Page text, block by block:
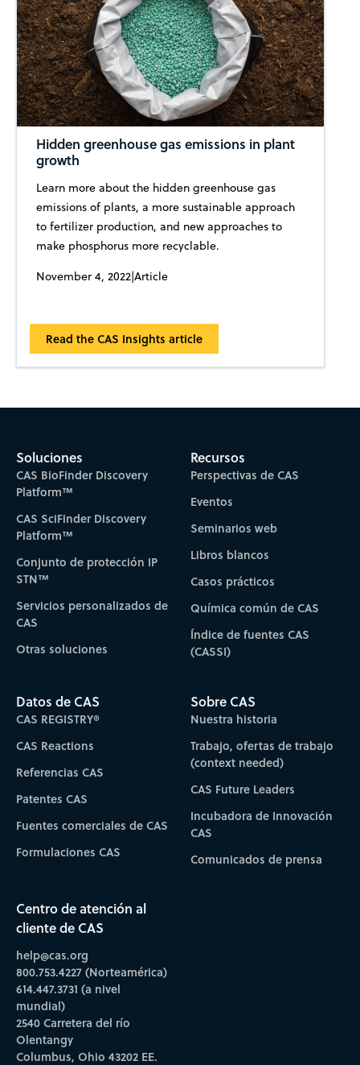
Hidden greenhouse gas emissions in plant
growth
Learn more about the hidden greenhouse gas
emissions of plants, a more sustainable approach
to fertilizer production, and new approaches to
make phosphorus more recyclable.
November 4, 2022|Article
Read the CAS Insights article
Soluciones
CAS BioFinder Discovery
Platform™
CAS SciFinder Discovery
Platform™
Conjunto de protección IP
STN™
Servicios personalizados de
CAS
Otras soluciones
Recursos
Perspectivas de CAS
Eventos
Seminarios web
Libros blancos
Casos prácticos
Química común de CAS
Índice de fuentes CAS
(CASSI)
Datos de CAS
CAS REGISTRY®
CAS Reactions
Referencias CAS
Patentes CAS
Fuentes comerciales de CAS
Formulaciones CAS
Sobre CAS
Nuestra historia
Trabajo, ofertas de trabajo
(context needed)
CAS Future Leaders
Incubadora de Innovación
CAS
Comunicados de prensa
Centro de atención al
cliente de CAS
help@cas.org
800.753.4227 (Norteamérica)
614.447.3731 (a nivel
mundial)
2540 Carretera del río
Olentangy
Columbus, Ohio 43202 EE.